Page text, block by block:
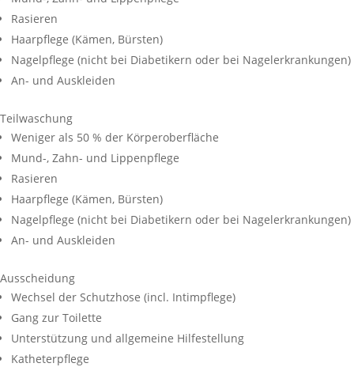
Rasieren
Haarpflege (Kämen, Bürsten)
Nagelpflege (nicht bei Diabetikern oder bei Nagelerkrankungen)
An- und Auskleiden
Teilwaschung
Weniger als 50 % der Körperoberfläche
Mund-, Zahn- und Lippenpflege
Rasieren
Haarpflege (Kämen, Bürsten)
Nagelpflege (nicht bei Diabetikern oder bei Nagelerkrankungen)
An- und Auskleiden
Ausscheidung
Wechsel der Schutzhose (incl. Intimpflege)
Gang zur Toilette
Unterstützung und allgemeine Hilfestellung
Katheterpflege